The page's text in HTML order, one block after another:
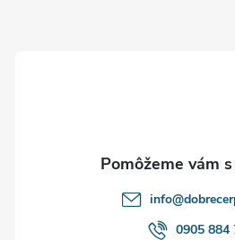
info@
0905 884